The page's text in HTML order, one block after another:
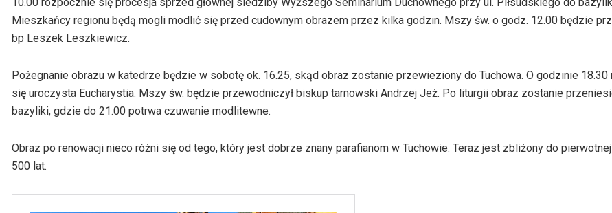
10.00 rozpocznie się procesja sprzed głównej siedziby Wyższego Seminarium Duchownego przy ul. Piłsudskiego do
Mieszkańcy regionu będą mogli modlić się przed cudownym obrazem przez kilka godzin. Mszy św. o godz. 12.00 będzie
bp Leszek Leszkiewicz.
Pożegnanie obrazu w katedrze będzie w sobotę ok. 16.25, skąd obraz zostanie przewieziony do Tuchowa. O godzinie
się uroczysta Eucharystia. Mszy św. będzie przewodniczył biskup tarnowski Andrzej Jeż. Po liturgii obraz zostanie
bazyliki, gdzie do 21.00 potrwa czuwanie modlitewne.
Obraz po renowacji nieco różni się od tego, który jest dobrze znany parafianom w Tuchowie. Teraz jest zbliżony do
500 lat.